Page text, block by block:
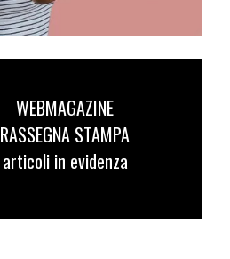
WEBMAGAZINE
RASSEGNA STAMPA
articoli in evidenza